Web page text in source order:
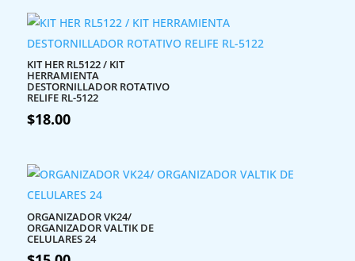
KIT HER RL5122 / KIT
HERRAMIENTA
DESTORNILLADOR ROTATIVO
RELIFE RL-5122
$18.00
ORGANIZADOR VK24/
ORGANIZADOR VALTIK DE
CELULARES 24